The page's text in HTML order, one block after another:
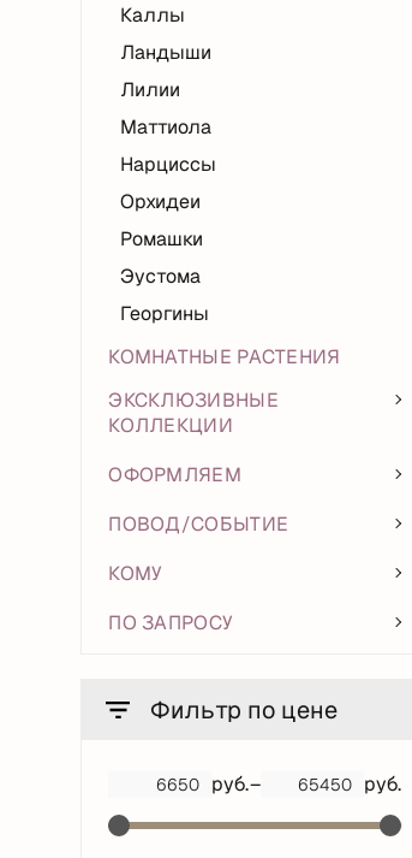
Каллы
Ландыши
Лилии
Маттиола
Нарциссы
Орхидеи
Ромашки
Эустома
Георгины
КОМНАТНЫЕ РАСТЕНИЯ
ЭКСКЛЮЗИВНЫЕ
КОЛЛЕКЦИИ
ОФОРМЛЯЕМ
ПОВОД/СОБЫТИЕ
КОМУ
ПО ЗАПРОСУ
Фильтр по цене
руб.– руб.